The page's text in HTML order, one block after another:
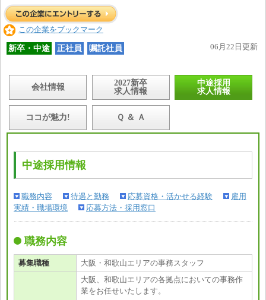
この企業をブックマーク
新卒・中途 正社員 嘱託社員 06月22日更新
会社情報
2027新卒
求人情報
中途採用
求人情報
ココが魅力! Ｑ ＆ Ａ
中途採用情報
職務内容 待遇と勤務 応募資格・活かせる経験
雇用
実績・職場環境
応募方法・採用窓口
職務内容
募集職種 大阪・和歌山エリアの事務スタッフ
大阪、和歌山エリアの各拠点においての事務作
業をお任せいたします。